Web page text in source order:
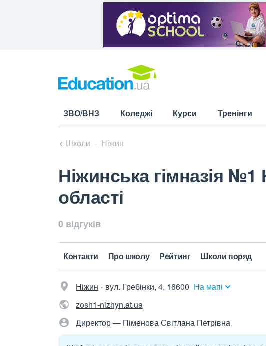
ЗВО/ВНЗ Коледжі Курси Тренінги
Школи Ніжин
Ніжинська гімназія №1
області
0 відгуків
Контакти Про школу Рейтинг Школи поряд
Ніжин вул. Гребінки, 4, 16600 На мапі
zosh1-nizhyn.at.ua
Директор — Піменова Світлана Петрівна